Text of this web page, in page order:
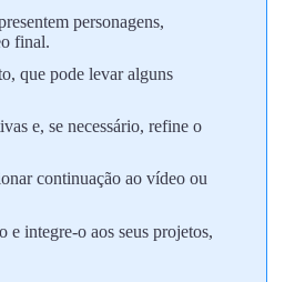
personagens,
final.
que pode levar alguns
e, se necessário, refine o
continuação ao vídeo ou
integre-o aos seus projetos,